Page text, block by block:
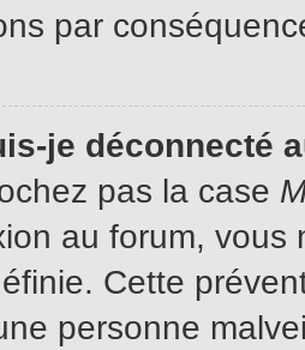
par
je déconnecté
pas la case
au forum,
Cette
personne